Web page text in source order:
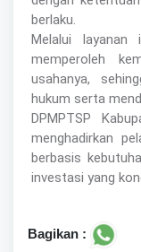
berlaku.
Melalui layanan
memperoleh
usahanya,
hukum serta
DPMPTSP
menghadirkan
berbasis
investasi yang
Bagikan :